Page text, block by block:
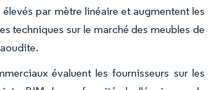
par mètre linéaire et augmentent les
techniques sur le marché des meubles de
évaluent les fournisseurs sur les